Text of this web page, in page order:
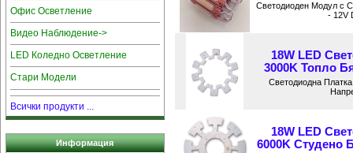
Офис Осветление
Видео Наблюдение->
LED Коледно Осветление
Стари Модели
Всички продукти ...
Информация
Светодиоден Модул с
- 12V
18W LED
3000K Топло
Светодиодна
18W LED
6000K Студено